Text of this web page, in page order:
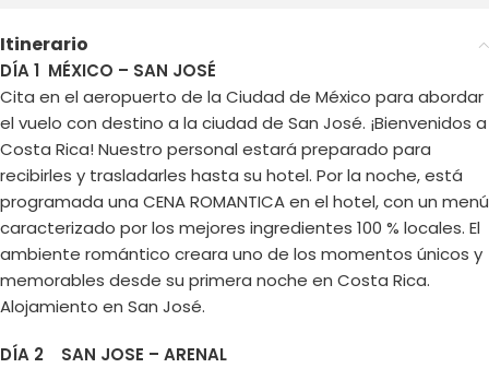
Itinerario
DÍA 1 MÉXICO – SAN JOSÉ
Cita en el aeropuerto de la Ciudad de México para abordar
el vuelo con destino a la ciudad de San José. ¡Bienvenidos a
Costa Rica! Nuestro personal estará preparado para
recibirles y trasladarles hasta su hotel. Por la noche, está
programada una CENA ROMANTICA en el hotel, con un menú
caracterizado por los mejores ingredientes 100 % locales. El
ambiente romántico creara uno de los momentos únicos y
memorables desde su primera noche en Costa Rica.
Alojamiento en San José.
DÍA 2 SAN JOSE – ARENAL